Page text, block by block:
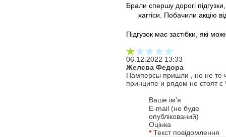
Брали спершу дорогі
хаггіси. Побачили акцію
Підгузок має застібки, які
06.12.2022 13:33
Желєва Федора
Памперсы пришли , но не те
принципе и рядом не стоят
Ваше ім'я
E-mail (не буде
опублікований)
Оцінка
*Текст повідомлення